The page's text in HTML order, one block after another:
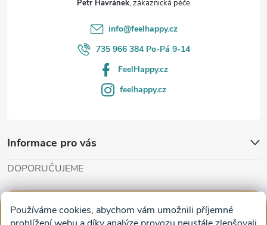
Používáme cookies, abychom vám umožnili příjemné
Petr Havránek
info@feelhappy.cz
735 966 384 Po-Pá 9-14
FeelHappy.cz
feelhappy.cz
Informace pro vás
DOPORUČUJEME
Obrazy na plátně na zeď a stěnu do obýváku